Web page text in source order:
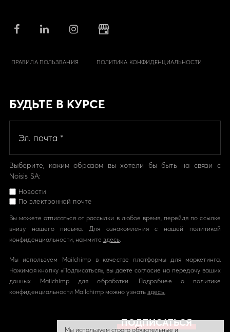
ПРАВИЛА ПОЛЬЗВАНИЯ ПОЛИТИКА КОНФИДЕНЦИАЛЬНОСТИ
БУДЬТЕ В КУРСЕ
Выберите, каким образом вы хотели бы быть на связи с
Noisis SA:
Новости
По электронной почте
Вы можете отписаться от рассылки в любое время, перейдя по ссылке
внизу нашего письма. Для ознакомления с нашей политикой
конфиденциальности, нажмите здесь
Мы используем Mailchimp в качестве платформы для маркетинга.
Нажимая кнопку «Подписаться», вы даете согласие на передачу ваших
данных Mailchimp для обработки. Подробнее о политике
конфиденциальности Mailchimp можно узнать здесь.
Мы используем строго обязательные и